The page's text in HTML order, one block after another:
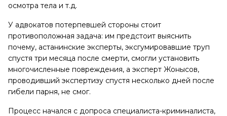
осмотра тела и т.д.
У адвокатов потерпевшей стороны стоит
противоположная задача: им предстоит выяснить
почему, астанинские эксперты, эксгумировавшие труп
спустя три месяца после смерти, смогли установить
многочисленные повреждения, а эксперт Жонысов,
проводивший экспертизу спустя несколько дней после
гибели парня, не смог.
Процесс начался с допроса специалиста-криминалиста,